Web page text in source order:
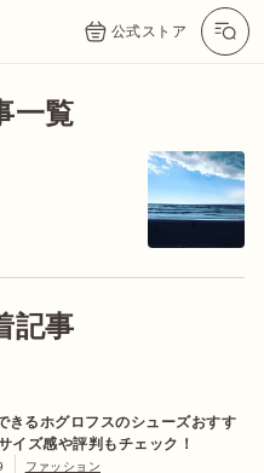
公式ストア
一覧
記事
きるホグロフスのシューズおすす
イズ感や評判もチェック！
ファッション
ア